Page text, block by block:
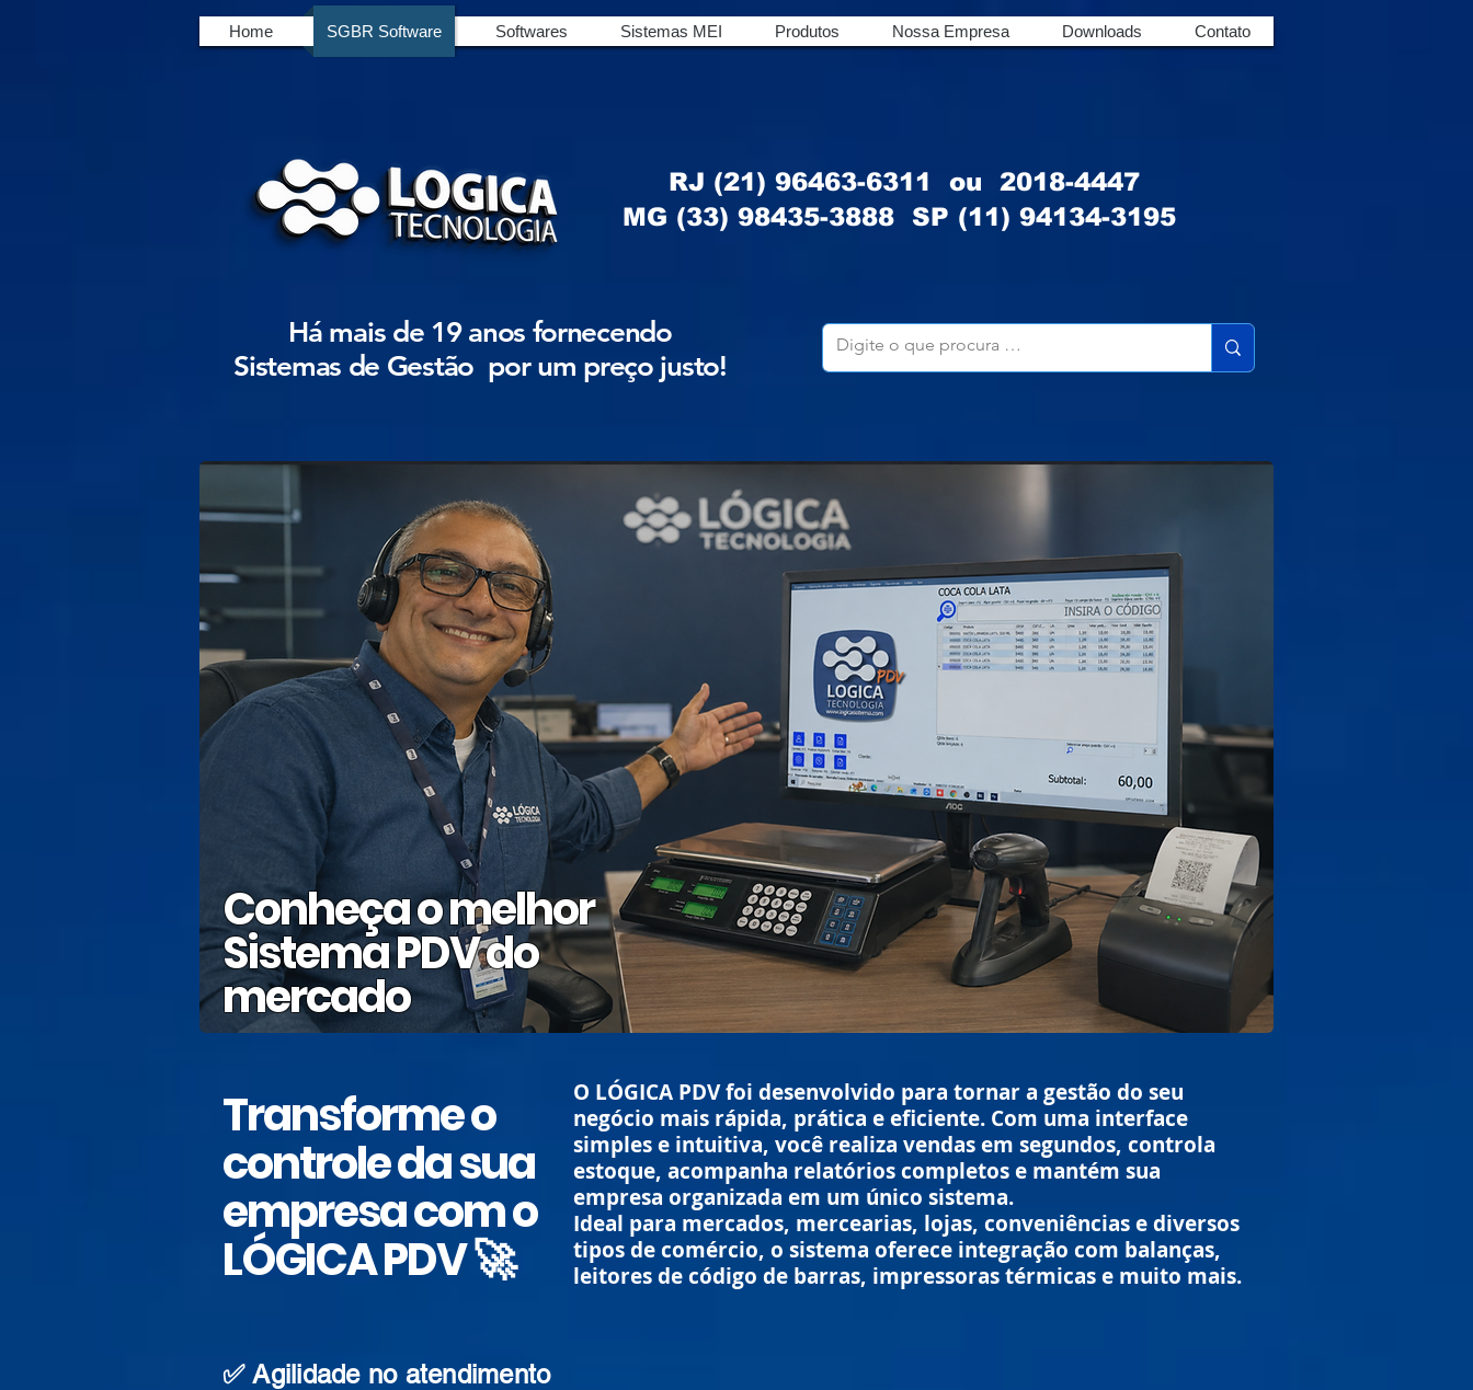
Home SGBR Software Softwares Sistemas MEI Produtos Nossa Empresa Downloads Contato
RJ (21) 96463-6311 ou 2018-4447
MG (33) 98435-3888
SP (11) 94134-3195
Há mais de 19 anos fornecendo
Sistemas de Gestão por um preço justo!
Conheça o melhor
Sistema PDV do
mercado
Transforme o
controle da sua
empresa com o
LÓGICA PDV 🚀
O LÓGICA PDV foi desenvolvido para tornar a gestão do seu
negócio mais rápida, prática e eficiente. Com uma interface
simples e intuitiva, você realiza vendas em segundos, controla
estoque, acompanha relatórios completos e mantém sua
empresa organizada em um único sistema.
Ideal para mercados, mercearias, lojas, conveniências e diversos
tipos de comércio, o sistema oferece integração com balanças,
leitores de código de barras, impressoras térmicas e muito mais.
✅ Agilidade no atendimento